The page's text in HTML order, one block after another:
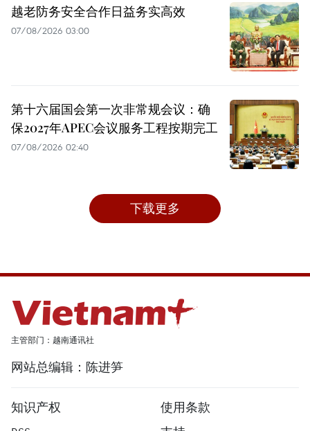
越老防务安全合作日益务实高效
07/08/2026 03:00
第十六届国会第一次非常规会议：确
保2027年APEC会议服务工程按期完工
07/08/2026 02:40
下载更多
主管部门：越南通讯社
网站总编辑：陈进笋
知识产权
使用条款